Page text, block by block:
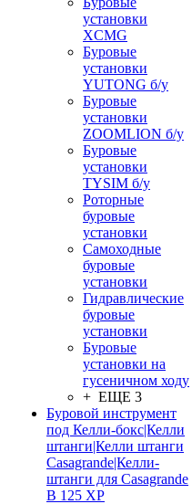
установки
XCMG
Буровые
установки
YUTONG б/у
Буровые
установки
ZOOMLION б/у
Буровые
установки
TYSIM б/у
Роторные
буровые
установки
Самоходные
буровые
установки
Гидравлические
буровые
установки
Буровые
установки на
гусеничном ходу
+ ЕЩЕ 3
Буровой инструмент
под Келли-бокс|Келли
штанги|Келли штанги
Casagrande|Келли-
штанги для Casagrande
B 125 XP